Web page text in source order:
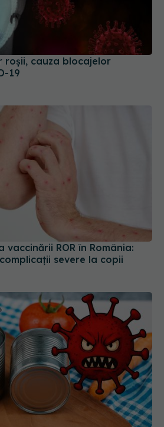
roșii, cauza blocajelor
19
vaccinării ROR în România:
severe la copii